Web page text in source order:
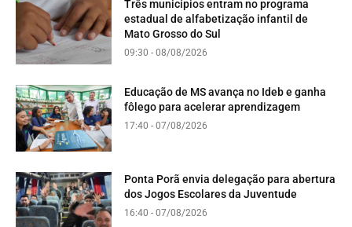
Três municípios entram no programa
estadual de alfabetização infantil de
Mato Grosso do Sul
09:30 - 08/08/2026
Educação de MS avança no Ideb e ganha
fôlego para acelerar aprendizagem
17:40 - 07/08/2026
Ponta Porã envia delegação para abertura
dos Jogos Escolares da Juventude
16:40 - 07/08/2026